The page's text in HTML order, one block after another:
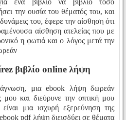
ένα βιβλίο να βιβλίο τόσο
την ουσία του θέματός του, και
του, έφερε την αίσθηση ότι
αίσθηση ατελείας που με
η φωτιά και ο λόγος μετά την
βιβλίο online λήψη
μια ebook λήψη δωρεάν
μου και διεύρυνε την οπτική μου
μια ισχυρή εξερεύνηση της
pdf λήψη διεισδύει σε θέματα